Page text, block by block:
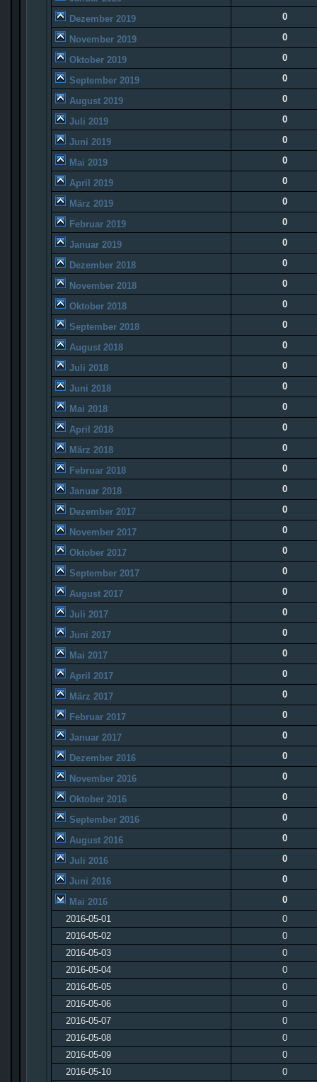
Dezember 2019 0
November 2019 0
Oktober 2019 0
September 2019 0
August 2019 0
Juli 2019 0
Juni 2019 0
Mai 2019 0
April 2019 0
März 2019 0
Februar 2019 0
Januar 2019 0
Dezember 2018 0
November 2018 0
Oktober 2018 0
September 2018 0
August 2018 0
Juli 2018 0
Juni 2018 0
Mai 2018 0
April 2018 0
März 2018 0
Februar 2018 0
Januar 2018 0
Dezember 2017 0
November 2017 0
Oktober 2017 0
September 2017 0
August 2017 0
Juli 2017 0
Juni 2017 0
Mai 2017 0
April 2017 0
März 2017 0
Februar 2017 0
Januar 2017 0
Dezember 2016 0
November 2016 0
Oktober 2016 0
September 2016 0
August 2016 0
Juli 2016 0
Juni 2016 0
Mai 2016
0
2016-05-01
0
2016-05-02
0
2016-05-03
0
2016-05-04
0
2016-05-05
0
2016-05-06
0
2016-05-07
0
2016-05-08
0
2016-05-09
0
2016-05-10
0